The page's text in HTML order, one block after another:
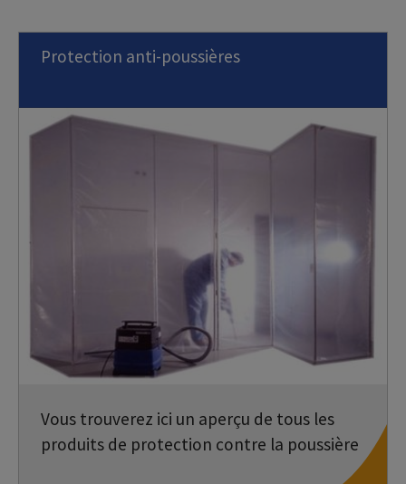
Protection anti-poussières
Vous trouverez ici un aperçu de tous les
produits de protection contre la poussière